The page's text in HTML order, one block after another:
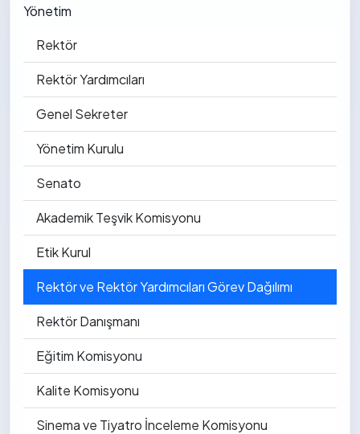
Yönetim
Rektör
Rektör Yardımcıları
Genel Sekreter
Yönetim Kurulu
Senato
Akademik Teşvik Komisyonu
Etik Kurul
Rektör ve Rektör Yardımcıları Görev Dağılımı
Rektör Danışmanı
Eğitim Komisyonu
Kalite Komisyonu
Sinema ve Tiyatro İnceleme Komisyonu